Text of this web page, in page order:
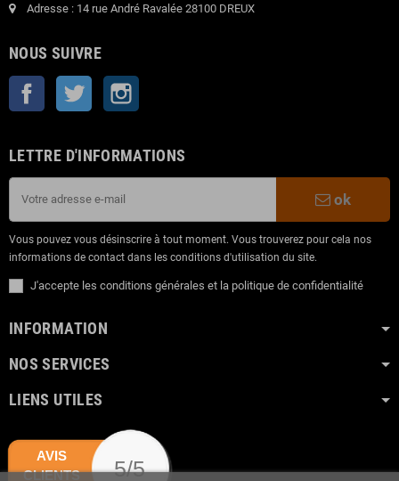
Adresse : 14 rue André Ravalée 28100 DREUX
NOUS SUIVRE
Facebook Twitter
LETTRE D'INFORMATIONS
ok
Vous pouvez vous désinscrire à tout moment. Vous trouverez pour cela nos
informations de contact dans les conditions d'utilisation du site.
J'accepte les conditions générales et la politique de confidentialité
INFORMATION
NOS SERVICES
LIENS UTILES
AVIS
CLIENTS
5/5